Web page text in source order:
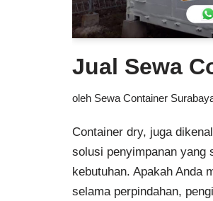
Jual Sewa
oleh Sewa Container
Container dry, juga
solusi penyimpanan yang
kebutuhan. Apakah Anda
selama perpindahan,